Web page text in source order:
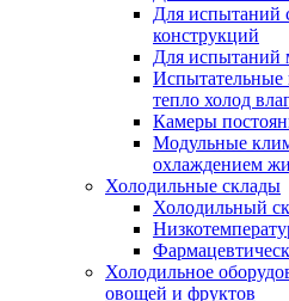
Для испытаний
конструкций
Для испытаний
Испытательные
тепло холод
Камеры
Модульные
охлаждением
Холодильные склады
Холодильный
Холодильное
овощей и фруктов